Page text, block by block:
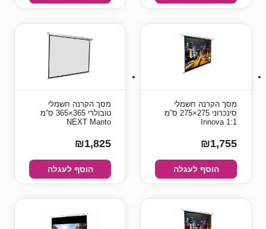
מסך הקרנה חשמלי
סינכרוני 275×275 ס”מ
1:1 Innova
₪1,755
הוסף לעגלה
מסך הקרנה חשמלי
טובולרי 365×365 ס”מ
NEXT Manto
₪1,825
הוסף לעגלה